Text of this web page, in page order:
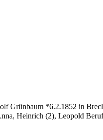
Grünbaum *6.2.1852 in
Heinrich (2), Leopold